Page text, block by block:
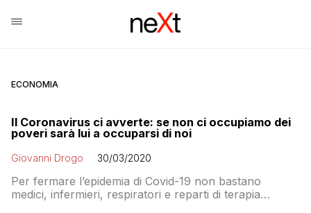
ECONOMIA
Il Coronavirus ci avverte: se non ci occupiamo dei
poveri sarà lui a occuparsi di noi
Giovanni Drogo 30/03/2020
Per fermare l’epidemia di Covid-19 non bastano
medici, infermieri, respiratori e reparti di terapia